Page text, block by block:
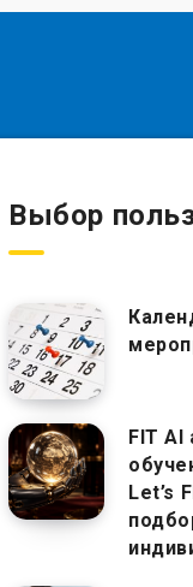
Выбор
FIT AI
Let’s